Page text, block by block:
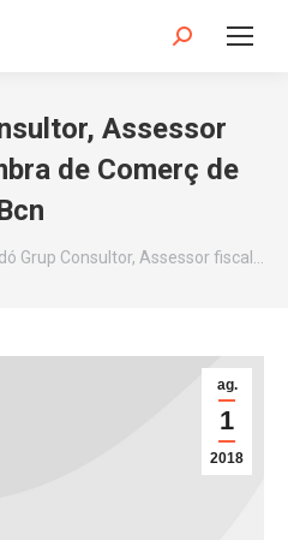
Search:
Assessor
de Comerç de
Grup Consultor, Assessor fiscal…
ag.
1
2018